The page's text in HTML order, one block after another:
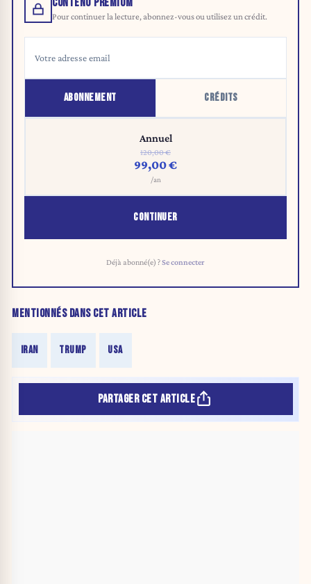
Pour continuer la lecture, abonnez-vous ou utilisez un crédit.
ABONNEMENT CRÉDITS
Annuel
120,00 €
99,00 €
/an
CONTINUER
Déjà abonné(e) ?Se connecter
MENTIONNÉS DANS CET ARTICLE
IRAN TRUMP USA
PARTAGER CET ARTICLE